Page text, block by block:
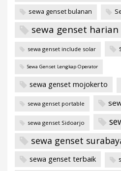
sewa genset bulanan
sewa genset harian
sewa genset include solar
Sewa Genset Lengkap Operator
sewa genset mojokerto
sewa genset portable
sewa genset Sidoarjo
sewa genset
sewa genset terbaik